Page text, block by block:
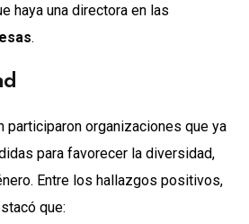
haya una directora en las
.
participaron organizaciones que ya
para favorecer la diversidad,
Entre los hallazgos positivos,
que: